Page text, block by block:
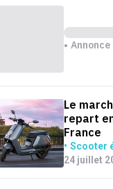
Le
repart
France
Scooter
24 juillet